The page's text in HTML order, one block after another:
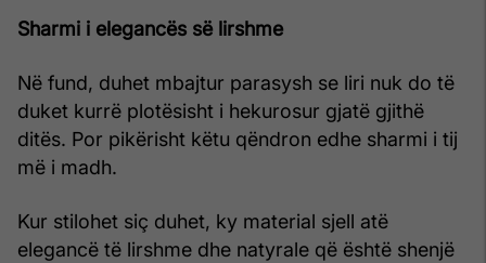
Sharmi i elegancës së lirshme
Në fund, duhet mbajtur parasysh se liri nuk do të
duket kurrë plotësisht i hekurosur gjatë gjithë
ditës. Por pikërisht këtu qëndron edhe sharmi i tij
më i madh.
Kur stilohet siç duhet, ky material sjell atë
elegancë të lirshme dhe natyrale që është shenjë